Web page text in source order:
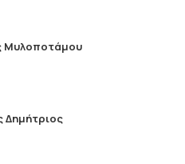
Μυλοποτάμου
Δημήτριος